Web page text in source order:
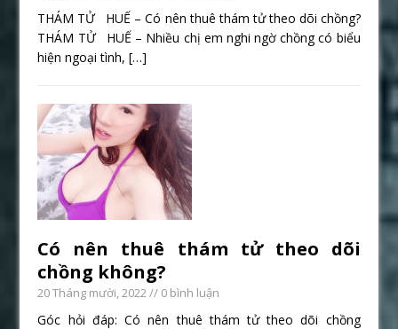
THÁM TỬ HUẾ – Có nên thuê thám tử theo dõi chồng?
THÁM TỬ HUẾ – Nhiều chị em nghi ngờ chồng có biểu
hiện ngoại tình,[…]
Có nên thuê thám tử theo dõi
chồng không?
20 Tháng mười, 2022// 0 bình luận
Góc hỏi đáp: Có nên thuê thám tử theo dõi chồng